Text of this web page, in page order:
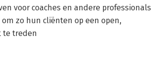
voor coaches en andere professionals
zo hun cliënten op een open,
te treden